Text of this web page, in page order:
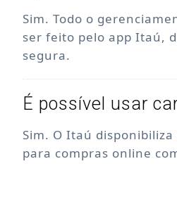
Sim. Todo o
ser feito pelo app Itaú,
segura.
É possível usar
Sim. O Itaú
para compras online